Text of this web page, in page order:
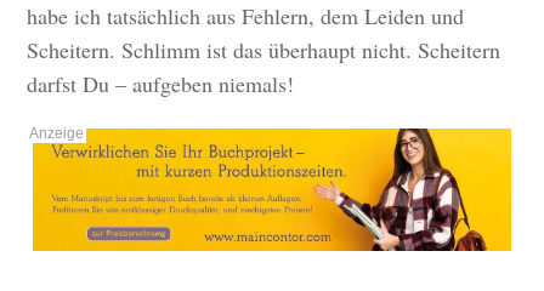
habe ich tatsächlich aus Fehlern, dem Leiden und
Scheitern. Schlimm ist das überhaupt nicht. Scheitern
darfst Du – aufgeben niemals!